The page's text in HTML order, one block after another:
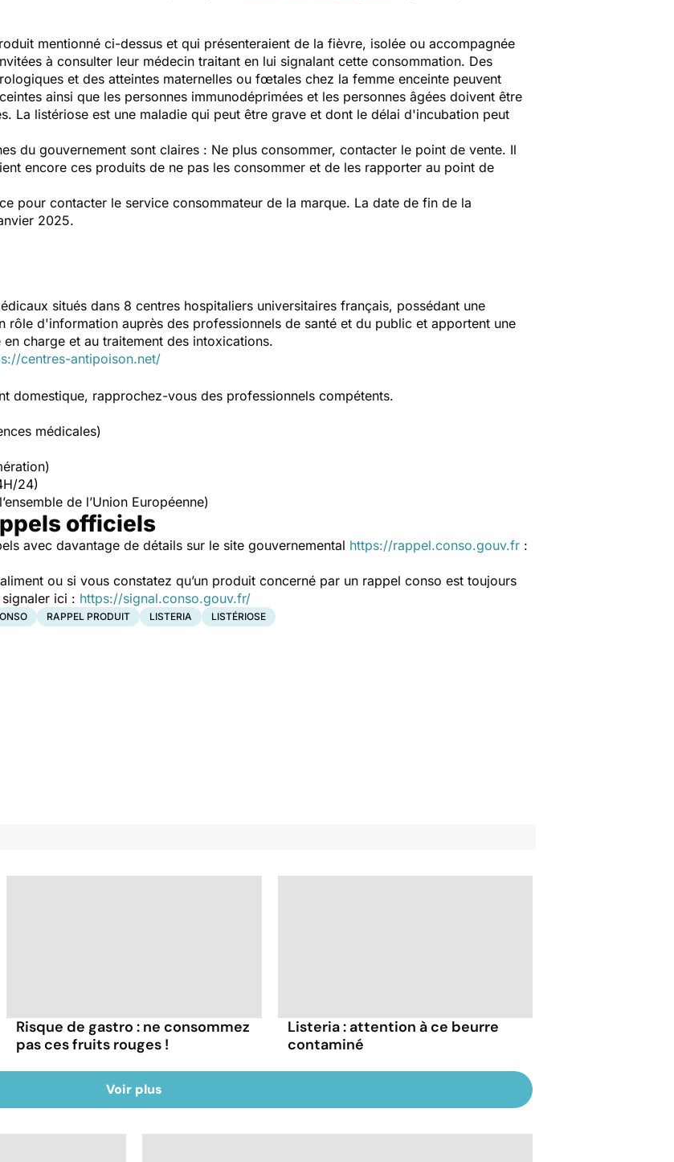
mentionné ci-dessus et qui présenteraient de la fièvre, isolée ou accompagnée
à consulter leur médecin traitant en lui signalant cette consommation. Des
et des atteintes maternelles ou fœtales chez la femme enceinte peuvent
ainsi que les personnes immunodéprimées et les personnes âgées doivent être
La listériose est une maladie qui peut être grave et dont le délai d'incubation peut
du gouvernement sont claires : Ne plus consommer, contacter le point de vente. Il
encore ces produits de ne pas les consommer et de les rapporter au point de
pour contacter le service consommateur de la marque. La date de fin de la
2025.
situés dans 8 centres hospitaliers universitaires français, possédant une
rôle d'information auprès des professionnels de santé et du public et apportent une
charge et au traitement des intoxications.
centres-antipoison.net/
domestique, rapprochez-vous des professionnels compétents.
médicales)
24)
de l’Union Européenne)
officiels
avec davantage de détails sur le site gouvernemental https://rappel.conso.gouv.fr :
ou si vous constatez qu’un produit concerné par un rappel conso est toujours
ici : https://signal.conso.gouv.fr/
RAPPEL PRODUIT LISTERIA LISTÉRIOSE
Risque de gastro : ne consommez
pas ces fruits rouges !
Listeria : attention à ce beurre
contaminé
Voir plus